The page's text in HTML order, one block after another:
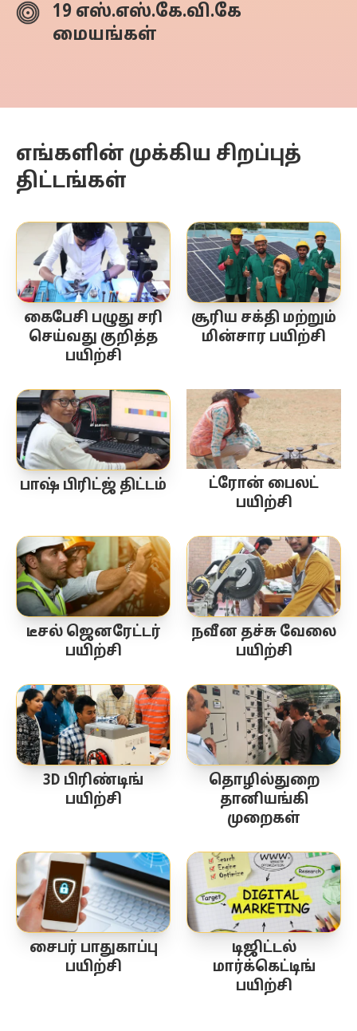
19 எஸ்.எஸ்.கே.வி.கே
மையங்கள்
எங்களின் முக்கிய சிறப்புத்
திட்டங்கள்
கைபேசி பழுது சரி
செய்வது குறித்த
பயிற்சி
சூரிய சக்தி மற்றும்
மின்சார பயிற்சி
பாஷ் பிரிட்ஜ் திட்டம்
ட்ரோன் பைலட்
பயிற்சி
டீசல் ஜெனரேட்டர்
பயிற்சி
நவீன தச்சு வேலை
பயிற்சி
3D பிரிண்டிங்
பயிற்சி
தொழில்துறை
தானியங்கி
முறைகள்
சைபர் பாதுகாப்பு
பயிற்சி
டிஜிட்டல்
மார்க்கெட்டிங்
பயிற்சி